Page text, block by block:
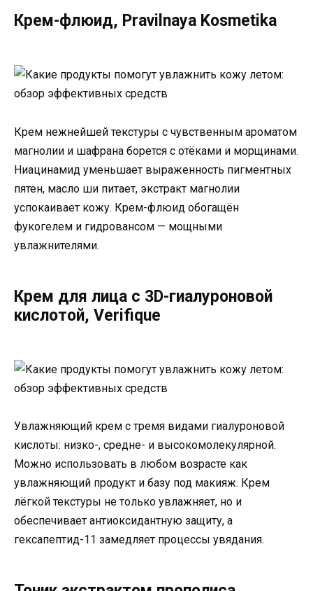
Крем-флюид, Pravilnaya Kosmetika
Крем нежнейшей текстуры с чувственным ароматом
магнолии и шафрана борется с отёками и морщинами.
Ниацинамид уменьшает выраженность пигментных
пятен, масло ши питает, экстракт магнолии
успокаивает кожу. Крем-флюид обогащён
фукогелем и гидровансом — мощными
увлажнителями.
Крем для лица с 3D-гиалуроновой
кислотой, Verifique
Увлажняющий крем с тремя видами гиалуроновой
кислоты: низко-, средне- и высокомолекулярной.
Можно использовать в любом возрасте как
увлажняющий продукт и базу под макияж. Крем
лёгкой текстуры не только увлажняет, но и
обеспечивает антиоксидантную защиту, а
гексапептид-11 замедляет процессы увядания.